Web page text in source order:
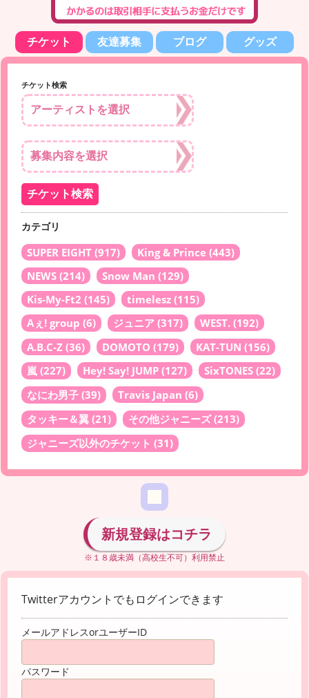
チケット 友達募集 ブログ グッズ
チケット検索
カテゴリ
SUPER EIGHT (917) King & Prince (443)
NEWS (214) Snow Man (129)
Kis-My-Ft2 (145) timelesz (115)
Aぇ! group (6) ジュニア (317) WEST. (192)
A.B.C-Z (36) DOMOTO (179) KAT-TUN (156)
嵐 (227) Hey! Say! JUMP (127) SixTONES (22)
なにわ男子 (39) Travis Japan (6)
タッキー＆翼 (21) その他ジャニーズ(213)
ジャニーズ以外のチケット (31)
新規登録はコチラ
※１８歳未満（高校生不可）利用禁止
Twitterアカウントでもログインできます
メールアドレスorユーザーID
パスワード